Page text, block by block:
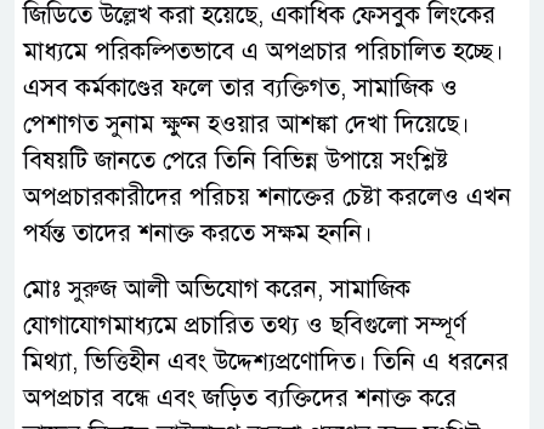
জিডিতে উল্লেখ করা হয়েছে, একাধিক ফেসবুক লিংকের
মাধ্যমে পরিকল্পিতভাবে এ অপপ্রচার পরিচালিত হচ্ছে।
এসব কর্মকাণ্ডের ফলে তার ব্যক্তিগত, সামাজিক ও
পেশাগত সুনাম ক্ষুণ্ন হওয়ার আশঙ্কা দেখা দিয়েছে।
বিষয়টি জানতে পেরে তিনি বিভিন্ন উপায়ে সংশ্লিষ্ট
অপপ্রচারকারীদের পরিচয় শনাক্তের চেষ্টা করলেও এখন
পর্যন্ত তাদের শনাক্ত করতে সক্ষম হননি।
মোঃ সুরুজ আলী অভিযোগ করেন, সামাজিক
যোগাযোগমাধ্যমে প্রচারিত তথ্য ও ছবিগুলো সম্পূর্ণ
মিথ্যা, ভিত্তিহীন এবং উদ্দেশ্যপ্রণোদিত। তিনি এ ধরনের
অপপ্রচার বন্ধে এবং জড়িত ব্যক্তিদের শনাক্ত করে